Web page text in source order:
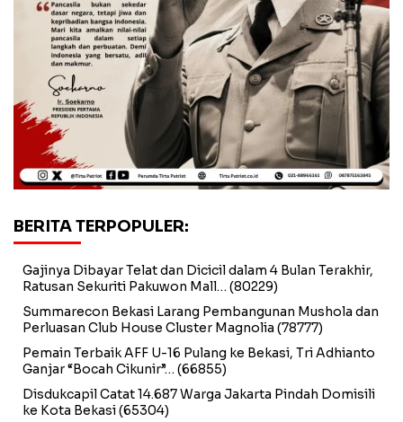
BERITA TERPOPULER:
Gajinya Dibayar Telat dan Dicicil dalam 4 Bulan Terakhir,
Ratusan Sekuriti Pakuwon Mall… (80229)
Summarecon Bekasi Larang Pembangunan Mushola dan
Perluasan Club House Cluster Magnolia (78777)
Pemain Terbaik AFF U-16 Pulang ke Bekasi, Tri Adhianto
Ganjar “Bocah Cikunir”… (66855)
Disdukcapil Catat 14.687 Warga Jakarta Pindah Domisili
ke Kota Bekasi(65304)